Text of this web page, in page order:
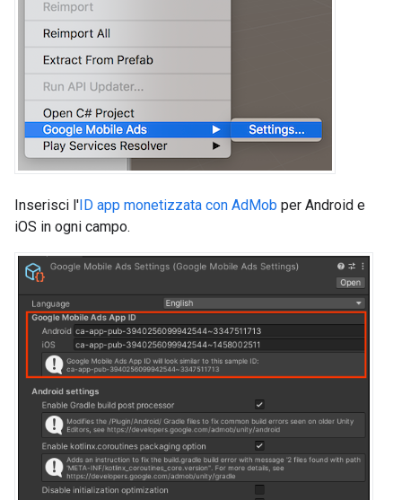
Inserisci l'ID app monetizzata con AdMob per Android e
iOS in ogni campo.